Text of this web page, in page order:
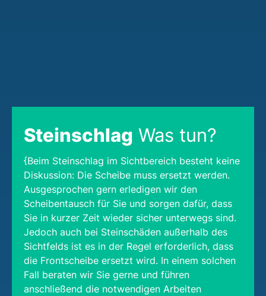
Steinschlag Was tun?
{Beim Steinschlag im Sichtbereich besteht keine
Diskussion: Die Scheibe muss ersetzt werden.
Ausgesprochen gern erledigen wir den
Scheibentausch für Sie und sorgen dafür, dass
Sie in kurzer Zeit wieder sicher unterwegs sind.
Jedoch auch bei Steinschäden außerhalb des
Sichtfelds ist es in der Regel erforderlich, dass
die Frontscheibe ersetzt wird. In einem solchen
Fall beraten wir Sie gerne und führen
anschließend die notwendigen Arbeiten